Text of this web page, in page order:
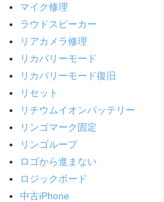
マイク修理
ラウドスピーカー
リアカメラ修理
リカバリーモード
リカバリーモード復旧
リセット
リチウムイオンバッテリー
リンゴマーク固定
リンゴループ
ロゴから進まない
ロジックボード
中古iPhone